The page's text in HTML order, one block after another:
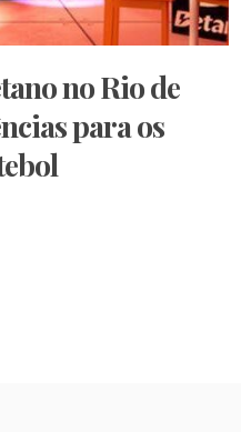
no Rio de
para os